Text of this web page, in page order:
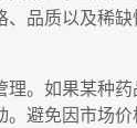
品质以及稀
。如果某种
避免因市场价